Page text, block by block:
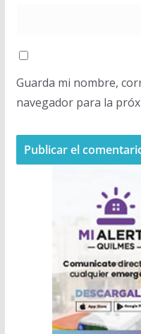
Guarda mi nombre,
navegador para la